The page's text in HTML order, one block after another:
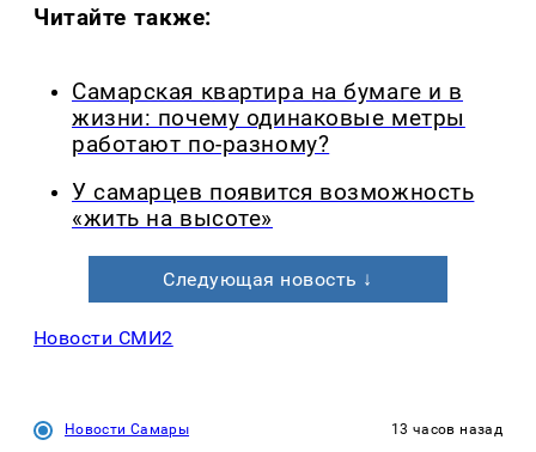
Читайте также:
Самарская квартира на бумаге и в
жизни: почему одинаковые метры
работают по-разному?
У самарцев появится возможность
«жить на высоте»
Следующая новость ↓
Новости СМИ2
Новости Самары 13 часов назад